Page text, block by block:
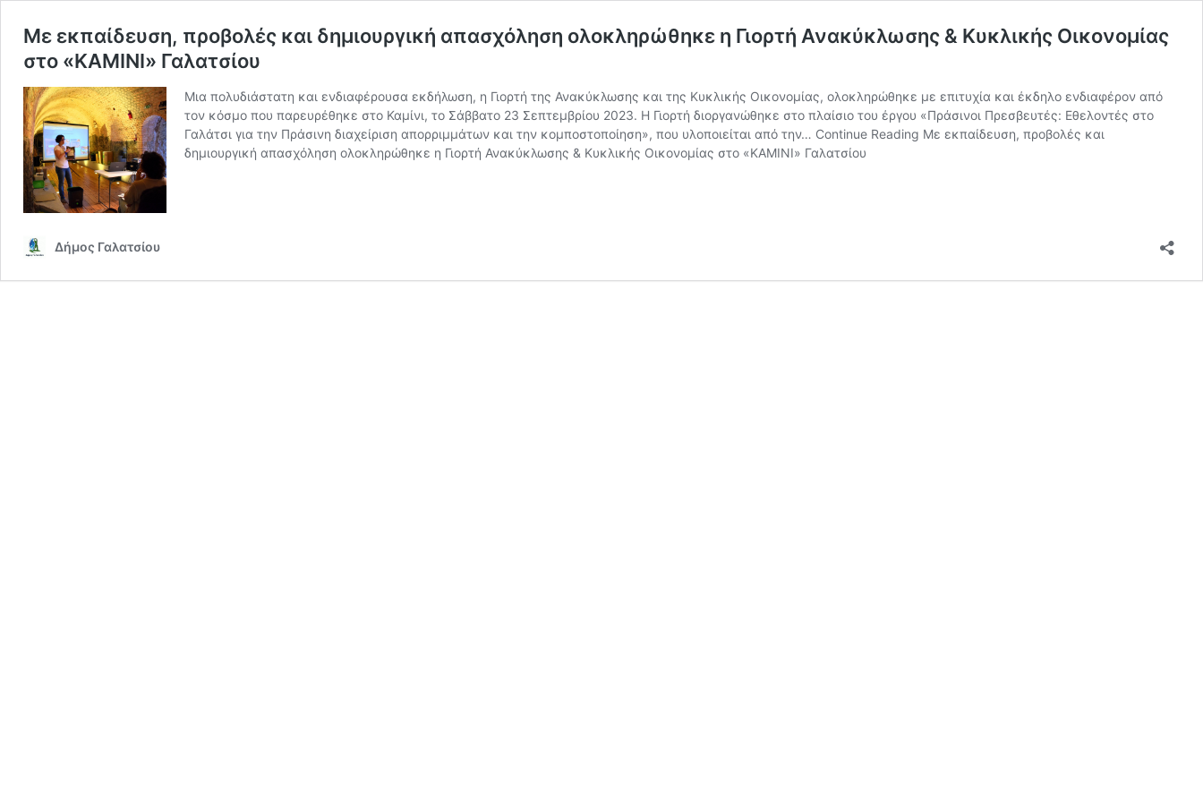
Με εκπαίδευση, προβολές και δημιουργική απασχόληση ολοκληρώθηκε η Γιορτή Ανακύκλωσης & Κυκλικής Οικονομίας
στο «ΚΑΜΙΝΙ» Γαλατσίου
Μια πολυδιάστατη και ενδιαφέρουσα εκδήλωση, η Γιορτή της Ανακύκλωσης και της Κυκλικής Οικονομίας, ολοκληρώθηκε με επιτυχία και έκδηλο ενδιαφέρον από
τον κόσμο που παρευρέθηκε στο Καμίνι, το Σάββατο 23 Σεπτεμβρίου 2023. Η Γιορτή διοργανώθηκε στο πλαίσιο του έργου «Πράσινοι Πρεσβευτές: Εθελοντές στο
Γαλάτσι για την Πράσινη διαχείριση απορριμμάτων και την κομποστοποίηση», που υλοποιείται από την… Continue Reading Με εκπαίδευση, προβολές και
δημιουργική απασχόληση ολοκληρώθηκε η Γιορτή Ανακύκλωσης & Κυκλικής Οικονομίας στο «ΚΑΜΙΝΙ» Γαλατσίου
Δήμος Γαλατσίου